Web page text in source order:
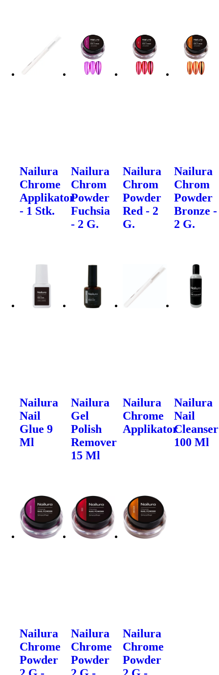
Nailura
Chrome
Applikator
- 1 Stk.
Nailura
Chrom
Powder
Fuchsia
- 2 G.
Nailura
Chrom
Powder
Red - 2
G.
Nailura
Chrom
Powder
Bronze -
2 G.
Nailura
Nail
Glue 9
Ml
Nailura
Gel
Polish
Remover
15 Ml
Nailura
Chrome
Applikator
Nailura
Nail
Cleanser
100 Ml
Nailura
Chrome
Powder
Nailura
Chrome
Powder
Nailura
Chrome
Powder